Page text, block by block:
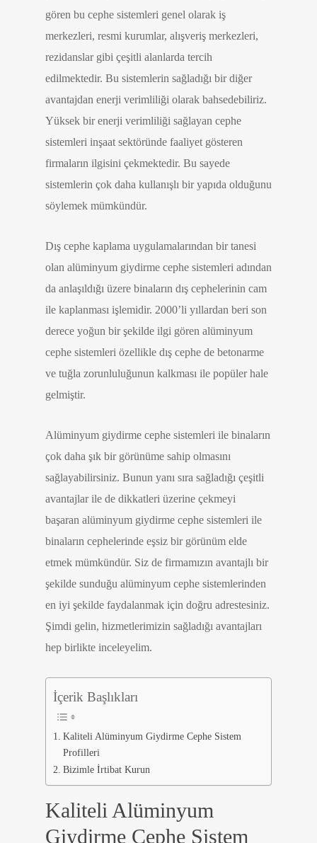
gören bu cephe sistemleri genel olarak iş
merkezleri, resmi kurumlar, alışveriş merkezleri,
rezidanslar gibi çeşitli alanlarda tercih
edilmektedir. Bu sistemlerin sağladığı bir diğer
avantajdan enerji verimliliği olarak bahsedebiliriz.
Yüksek bir enerji verimliliği sağlayan cephe
sistemleri inşaat sektöründe faaliyet gösteren
firmaların ilgisini çekmektedir. Bu sayede
sistemlerin çok daha kullanışlı bir yapıda olduğunu
söylemek mümkündür.
Dış cephe kaplama uygulamalarından bir tanesi
olan alüminyum giydirme cephe sistemleri adından
da anlaşıldığı üzere binaların dış cephelerinin cam
ile kaplanması işlemidir. 2000’li yıllardan beri son
derece yoğun bir şekilde ilgi gören alüminyum
cephe sistemleri özellikle dış cephe de betonarme
ve tuğla zorunluluğunun kalkması ile popüler hale
gelmiştir.
Alüminyum giydirme cephe sistemleri ile binaların
çok daha şık bir görünüme sahip olmasını
sağlayabilirsiniz. Bunun yanı sıra sağladığı çeşitli
avantajlar ile de dikkatleri üzerine çekmeyi
başaran alüminyum giydirme cephe sistemleri ile
binaların cephelerinde eşsiz bir görünüm elde
etmek mümkündür. Siz de firmamızın avantajlı bir
şekilde sunduğu alüminyum cephe sistemlerinden
en iyi şekilde faydalanmak için doğru adrestesiniz.
Şimdi gelin, hizmetlerimizin sağladığı avantajları
hep birlikte inceleyelim.
İçerik Başlıkları
Kaliteli Alüminyum Giydirme Cephe Sistem
Profilleri
Bizimle İrtibat Kurun
Kaliteli Alüminyum
Giydirme Cephe Sistem